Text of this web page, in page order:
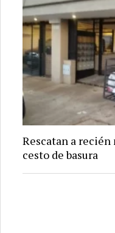
Rescatan a recién
cesto de basura